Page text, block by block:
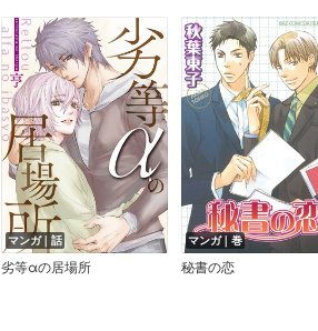
マンガ｜話
劣等αの居場所
マンガ｜巻
秘書の恋